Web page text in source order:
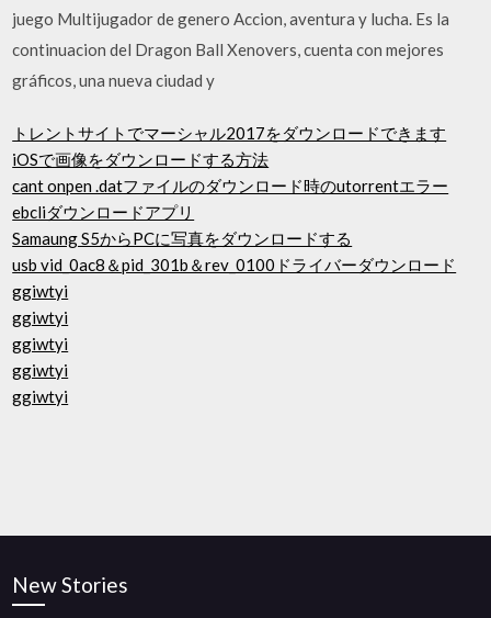
juego Multijugador de genero Accion, aventura y lucha. Es la
continuacion del Dragon Ball Xenovers, cuenta con mejores
gráficos, una nueva ciudad y
トレントサイトでマーシャル2017をダウンロードできます
iOSで画像をダウンロードする方法
cant onpen .datファイルのダウンロード時のutorrentエラー
ebcliダウンロードアプリ
Samaung S5からPCに写真をダウンロードする
usb vid_0ac8＆pid_301b＆rev_0100ドライバーダウンロード
ggiwtyi
ggiwtyi
ggiwtyi
ggiwtyi
ggiwtyi
New Stories